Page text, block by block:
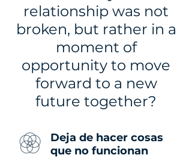
relationship was not
broken, but rather in a
moment of
opportunity to move
forward to a new
future together?
Deja de hacer cosas
que no funcionan